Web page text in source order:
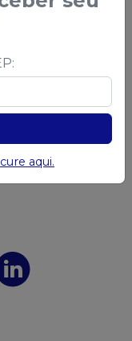
aqui.